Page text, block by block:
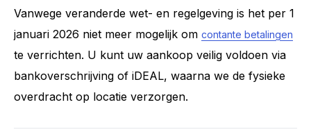
Vanwege veranderde wet- en regelgeving is het per 1
januari 2026 niet meer mogelijk om contante betalingen
te verrichten. U kunt uw aankoop veilig voldoen via
bankoverschrijving of iDEAL, waarna we de fysieke
overdracht op locatie verzorgen.